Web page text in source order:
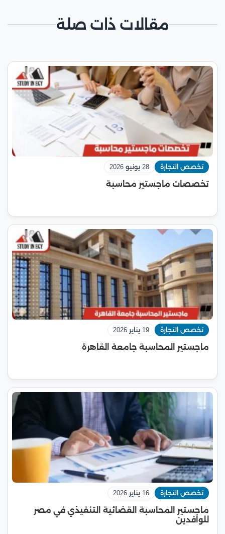
مقالات ذات صلة
تخصص التجارة 28 يونيو 2026
تخصصات ماجستير محاسبة
تخصص التجارة 19 يناير 2026
ماجستير المحاسبة جامعة القاهرة
تخصص التجارة 16 يناير 2026
ماجستير المحاسبة القضائية التنفيذي في مصر
للوافدين